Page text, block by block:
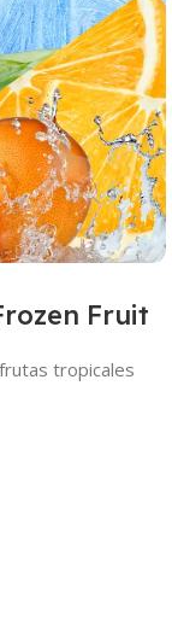
Fruit
tropicales